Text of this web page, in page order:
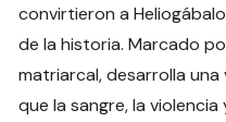
convirtieron a
de la historia. Marcado
matriarcal, desarrolla
que la sangre, la